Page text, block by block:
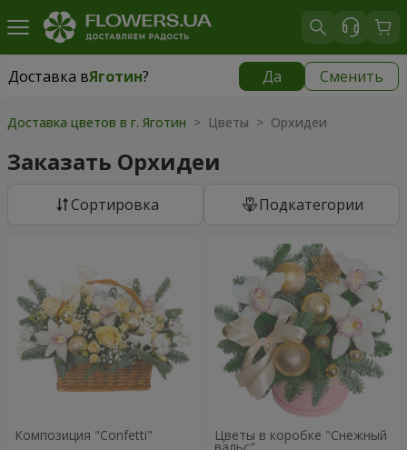
Доставка вЯготин? Да Сменить
Доставка вЯготин|
Доставка цветов в г. Яготин > Цветы > Орхидеи
Заказать Орхидеи
Cортировка Подкатегории
Композиция "Confetti" Цветы в коробке "Снежный